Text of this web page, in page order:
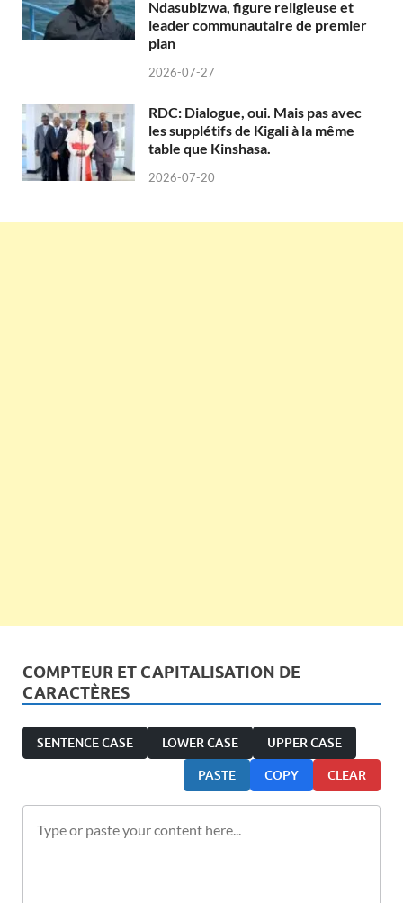
Ndasubizwa, figure religieuse et
leader communautaire de premier
plan
2026-07-27
RDC: Dialogue, oui. Mais pas avec
les supplétifs de Kigali à la même
table que Kinshasa.
2026-07-20
COMPTEUR ET CAPITALISATION DE
CARACTÈRES
SENTENCE CASE LOWER CASE UPPER CASE
PASTE COPY CLEAR